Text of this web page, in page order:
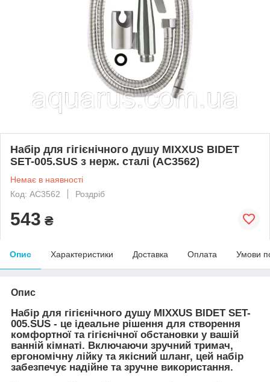
Набір для гігієнічного душу MIXXUS BIDET
SET-005.SUS з нерж. сталі (AC3562)
Немає в наявності
Код: AC3562
Роздріб
543 ₴
Опис Характеристики Доставка Оплата Умови
Опис
Набір для гігієнічного душу MIXXUS BIDET SET-
005.SUS - це ідеальне рішення для створення
комфортної та гігієнічної обстановки у вашій
ванній кімнаті. Включаючи зручний тримач,
ергономічну лійку та якісний шланг, цей набір
забезпечує надійне та зручне використання.